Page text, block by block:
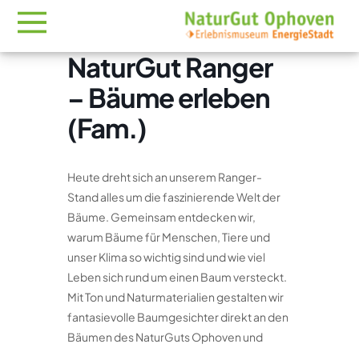
NaturGut Ranger
– Bäume erleben
(Fam.)
Heute dreht sich an unserem Ranger-
Stand alles um die faszinierende Welt der
Bäume. Gemeinsam entdecken wir,
warum Bäume für Menschen, Tiere und
unser Klima so wichtig sind und wie viel
Leben sich rund um einen Baum versteckt.
Mit Ton und Naturmaterialien gestalten wir
fantasievolle Baumgesichter direkt an den
Bäumen des NaturGuts Ophoven und